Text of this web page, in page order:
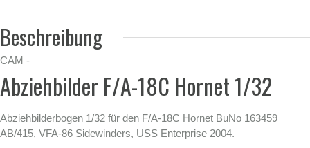
Beschreibung
CAM -
Abziehbilder F/A-18C Hornet 1/32
Abziehbilderbogen 1/32 für den F/A-18C Hornet BuNo 163459
AB/415, VFA-86 Sidewinders, USS Enterprise 2004.